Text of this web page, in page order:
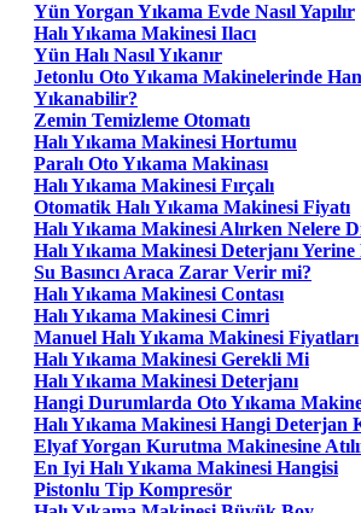
Yün Yorgan Yıkama Evde Nasıl Yapılır
Halı Yıkama Makinesi Ilacı
Yün Halı Nasıl Yıkanır
Jetonlu Oto Yıkama Makinelerinde
Yıkanabilir?
Zemin Temizleme Otomatı
Halı Yıkama Makinesi Hortumu
Paralı Oto Yıkama Makinası
Halı Yıkama Makinesi Fırçalı
Otomatik Halı Yıkama Makinesi Fiyatı
Halı Yıkama Makinesi Alırken Nelere
Halı Yıkama Makinesi Deterjanı Yerine
Su Basıncı Araca Zarar Verir mi?
Halı Yıkama Makinesi Contası
Halı Yıkama Makinesi Cimri
Manuel Halı Yıkama Makinesi Fiyatları
Halı Yıkama Makinesi Gerekli Mi
Halı Yıkama Makinesi Deterjanı
Hangi Durumlarda Oto Yıkama
Halı Yıkama Makinesi Hangi Deterjan
Elyaf Yorgan Kurutma Makinesine
En Iyi Halı Yıkama Makinesi Hangisi
Pistonlu Tip Kompresör